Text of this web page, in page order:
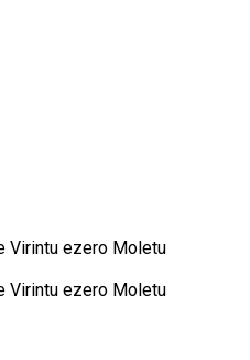
Virintu ezero Moletu
Virintu ezero Moletu